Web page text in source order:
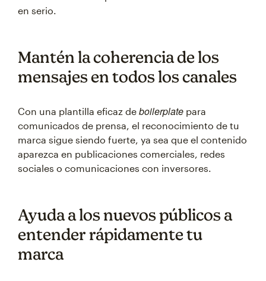
en serio.
Mantén la coherencia de los
mensajes en todos los canales
Con una plantilla eficaz de boilerplate para
comunicados de prensa, el reconocimiento de tu
marca sigue siendo fuerte, ya sea que el contenido
aparezca en publicaciones comerciales, redes
sociales o comunicaciones con inversores.
Ayuda a los nuevos públicos a
entender rápidamente tu
marca